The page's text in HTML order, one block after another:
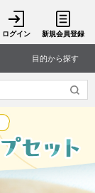
ログイン 新規会員登録
目的から探す